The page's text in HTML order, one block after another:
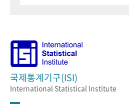
국제통계기구(ISI)
International Statistical Institute